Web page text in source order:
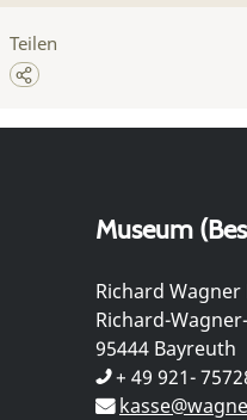
Teilen
Museum
Richard
Richard-
95444 Bayreuth
+ 49 921-